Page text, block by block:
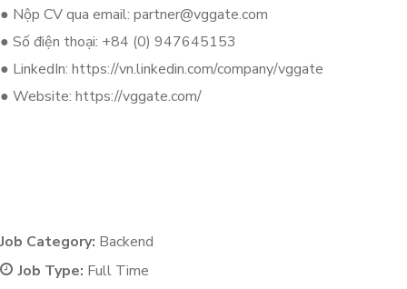
● Nộp CV qua email: partner@vggate.com
● Số điện thoại: +84 (0) 947645153
● LinkedIn: https://vn.linkedin.com/company/vggate
● Website: https://vggate.com/
Job Category: Backend
Job Type: Full Time